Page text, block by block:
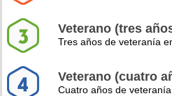
Veterano (tres
Tres años de veteranía
Veterano (cuatro
Cuatro años de